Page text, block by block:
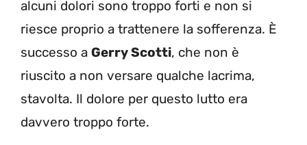
alcuni dolori sono troppo forti e non si
riesce proprio a trattenere la sofferenza. È
successo a Gerry Scotti, che non è
riuscito a non versare qualche lacrima,
stavolta. Il dolore per questo lutto era
davvero troppo forte.